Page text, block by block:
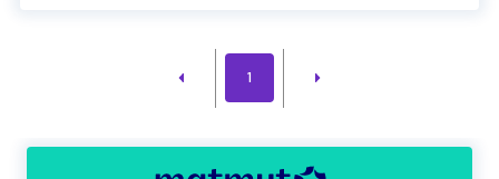
1